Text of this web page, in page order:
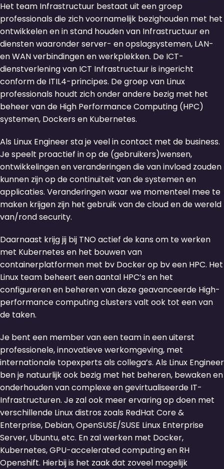
Het team Infrastructuur bestaat uit een groep
professionals die zich voornamelijk bezighouden met het
ontwikkelen en in stand houden van Infrastructuur en
diensten waaronder server- en opslagsystemen, LAN-
en WAN verbindingen en werkplekken. De ICT-
dienstverlening van ICT Infrastructuur is ingericht
conform de ITIL4-principes. De groep van Linux
professionals houdt zich onder andere bezig met het
beheer van de High Performance Computing (HPC)
systemen, Dockers en Kubernetes.
Als Linux Engineer sta je veel in contact met de business.
Je speelt proactief in op de (gebruikers)wensen,
ontwikkelingen en veranderingen die van invloed zouden
kunnen zijn op de continuïteit van de systemen en
applicaties. Veranderingen waar we momenteel mee te
maken krijgen zijn het gebruik van de cloud en de wereld
van/rond security.
Daarnaast krijg jij bij TNO actief de kans om te werken
met Kubernetes en het bouwen van
containerplatformen met bv Docker op bv een HPC. Het
Linux team beheert een aantal HPC’s en het
configureren en beheren van deze geavanceerde High-
performance computing clusters valt ook tot een van
de taken.
Je bent een member van een team in een uiterst
professionele, innovatieve werkomgeving, met
internationale topexperts als collega’s. Als Linux Engineer
ben je natuurlijk ook bezig met het beheren, bewaken en
onderhouden van complexe en gevirtualiseerde IT-
Infrastructuren. Je zal ook meer ervaring op doen met
verschillende Linux distros zoals RedHat Core &
Enterprise, Debian, OpenSUSE/SUSE Linux Enterprise
Server, Ubuntu, etc. En zal werken met Docker,
Kubernetes, GPU-accelerated computing en RH
Openshift. Hierbij is het zaak dat zoveel mogelijk